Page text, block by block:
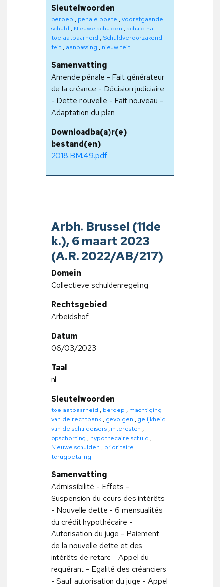
Sleutelwoorden
beroep , penale boete ,voorafgaande
schuld , Nieuwe schulden ,schuld na
toelaatbaarheid , Schuldveroorzakend
feit , aanpassing , nieuw feit
Samenvatting
Amende pénale - Fait générateur
de la créance - Décision judiciaire
- Dette nouvelle - Fait nouveau -
Adaptation du plan
Downloadba(a)r(e)
bestand(en)
2018.BM.49.pdf
Arbh. Brussel (11de
k.), 6 maart 2023
(A.R. 2022/AB/217)
Domein
Collectieve schuldenregeling
Rechtsgebied
Arbeidshof
Datum
06/03/2023
Taal
nl
Sleutelwoorden
toelaatbaarheid , beroep , machtiging
van de rechtbank , gevolgen , gelijkheid
van de schuldeisers , interesten ,
opschorting , hypothecaire schuld ,
Nieuwe schulden , prioritaire
terugbetaling
Samenvatting
Admissibilité - Effets -
Suspension du cours des intérêts
- Nouvelle dette - 6 mensualités
du crédit hypothécaire -
Autorisation du juge - Paiement
de la nouvelle dette et des
intérêts de retard - Appel du
requérant - Egalité des créanciers
- Sauf autorisation du juge - Appel